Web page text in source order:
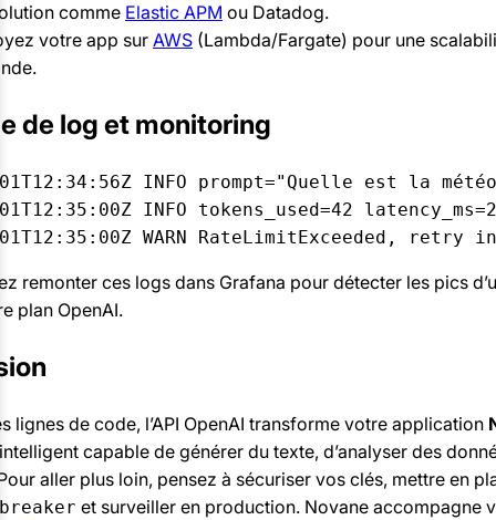
comme Elastic APM ou Datadog.
votre app sur AWS (Lambda/Fargate) pour une
de log et monitoring
INFO prompt="Quelle est la
INFO tokens_used=42
remonter ces logs dans Grafana pour détecter les pics
plan OpenAI.
lignes de code, l’API OpenAI transforme votre application
capable de générer du texte, d’analyser des
aller plus loin, pensez à sécuriser vos clés, mettre en
et surveiller en production. Novane accompagne